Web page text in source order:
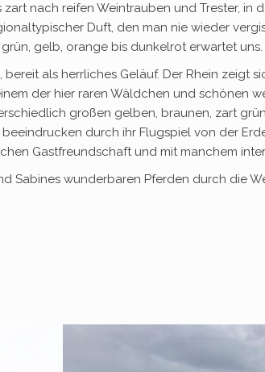
nach reifen Weintrauben und Trester, in
Duft, den man nie wieder
gelb, orange bis dunkelrot erwartet uns.
als herrliches Geläuf. Der Rhein zeigt
der hier raren Wäldchen und schönen
großen gelben, braunen, zart
durch ihr Flugspiel von der
Gastfreundschaft und mit manchem
Sabines wunderbaren Pferden durch die